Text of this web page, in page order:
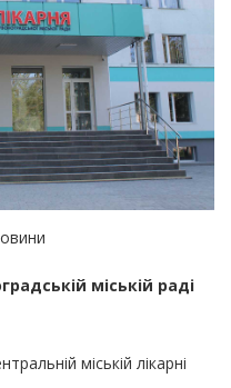
міській раді
міській лікарні